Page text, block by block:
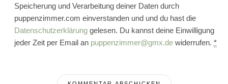
Speicherung und Verarbeitung deiner Daten durch
puppenzimmer.com einverstanden und und du hast die
Datenschutzerklärung gelesen. Du kannst deine Einwilligung
jeder Zeit per Email an puppenzimmer@gmx.de widerrufen. *